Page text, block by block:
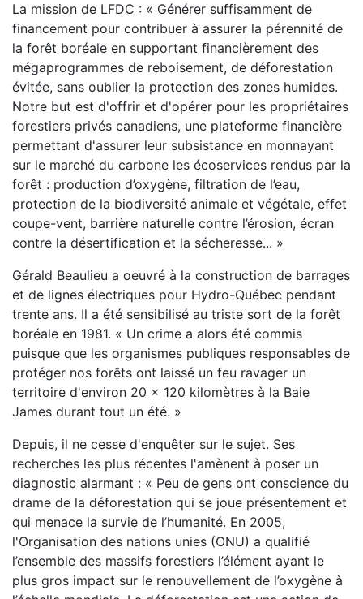
La mission de LFDC : « Générer suffisamment de
financement pour contribuer à assurer la pérennité de
la forêt boréale en supportant financièrement des
mégaprogrammes de reboisement, de déforestation
évitée, sans oublier la protection des zones humides.
Notre but est d'offrir et d'opérer pour les propriétaires
forestiers privés canadiens, une plateforme financière
permettant d'assurer leur subsistance en monnayant
sur le marché du carbone les écoservices rendus par la
forêt : production d’oxygène, filtration de l’eau,
protection de la biodiversité animale et végétale, effet
coupe-vent, barrière naturelle contre l’érosion, écran
contre la désertification et la sécheresse... »
Gérald Beaulieu a oeuvré à la construction de barrages
et de lignes électriques pour Hydro-Québec pendant
trente ans. Il a été sensibilisé au triste sort de la forêt
boréale en 1981. « Un crime a alors été commis
puisque que les organismes publiques responsables de
protéger nos forêts ont laissé un feu ravager un
territoire d'environ 20 x 120 kilomètres à la Baie
James durant tout un été. »
Depuis, il ne cesse d'enquêter sur le sujet. Ses
recherches les plus récentes l'amènent à poser un
diagnostic alarmant : « Peu de gens ont conscience du
drame de la déforestation qui se joue présentement et
qui menace la survie de l’humanité. En 2005,
l'Organisation des nations unies (ONU) a qualifié
l’ensemble des massifs forestiers l’élément ayant le
plus gros impact sur le renouvellement de l’oxygène à